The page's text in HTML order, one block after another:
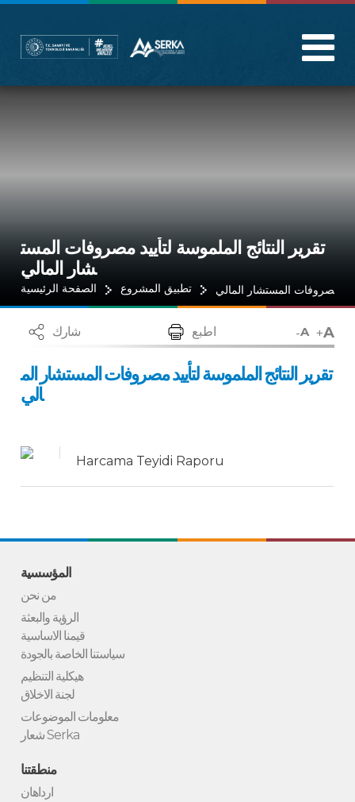
تقرير النتائج الملموسة لتأييد مصروفات المست
شار المالي
الصفحة الرئيسية تطبيق المشروع مصروفات المستشار المالي
تقرير النتائج الملموسة لتأييد مصروفات المستشار الم
الي
شارك اطبع -A +A
Harcama Teyidi Raporu
المؤسسية
من نحن
الرؤية والبعثة
قيمنا الاساسية
سياستنا الخاصة بالجودة
هيكلية التنظيم
لجنة الاخلاق
معلومات الموضوعات
شعار Serka
منطقتنا
ارداهان